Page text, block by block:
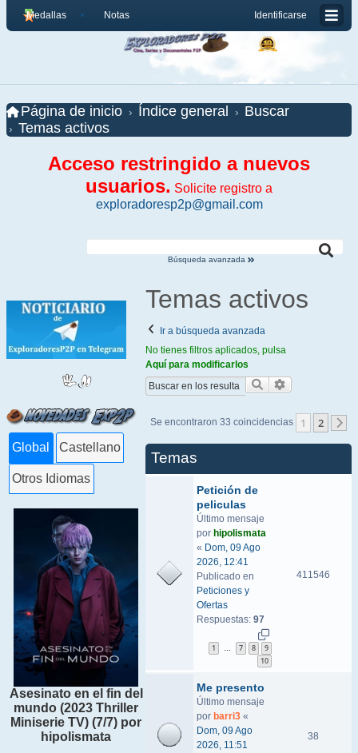
Identificarse
Medallas Notas
Página de inicio Índice general
Buscar
Temas activos
Acceso restringido a nuevos
usuarios. Solicite registro a
exploradoresp2p@gmail.com
Búsqueda avanzada
Global Castellano
Otros Idiomas
Asesinato en el fin del
mundo (2023 Thriller
Miniserie TV) (7/7) por
hipolismata
Temas activos
Ir a búsqueda avanzada
No tienes filtros aplicados, pulsa
Aquí para modificarlos
Buscar
Se encontraron 33 coincidencias 1 2
Temas
Petición de
peliculas
Último mensaje
por hipolismata
« Dom, 09 Ago
2026, 12:41
Publicado en
Peticiones y
Ofertas
Respuestas: 97
1 7 8
9
10
411546
Me presento
Último mensaje
por barri3 «
Dom, 09 Ago
2026, 11:51
38